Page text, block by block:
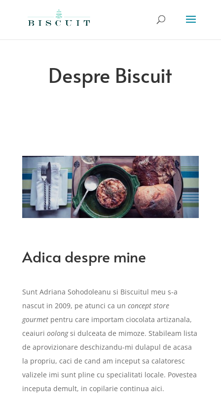
Despre Biscuit
Adica despre mine
Sunt Adriana Sohodoleanu si Biscuitul meu s-a
nascut in 2009, pe atunci ca un concept store
gourmetpentru care importam ciocolata artizanala,
ceaiuri oolongsi dulceata de mimoze. Stabileam lista
de aprovizionare deschizandu-mi dulapul de acasa
la propriu, caci de cand am inceput sa calatoresc
valizele imi sunt pline cu specialitati locale. Povestea
inceputa demult, in copilarie continua aici.